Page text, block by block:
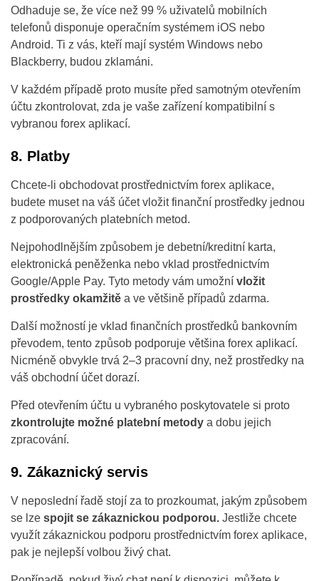
Odhaduje se, že více než 99 % uživatelů mobilních
telefonů disponuje operačním systémem iOS nebo
Android. Ti z vás, kteří mají systém Windows nebo
Blackberry, budou zklamáni.
V každém případě proto musíte před samotným otevřením
účtu zkontrolovat, zda je vaše zařízení kompatibilní s
vybranou forex aplikací.
8. Platby
Chcete-li obchodovat prostřednictvím forex aplikace,
budete muset na váš účet vložit finanční prostředky jednou
z podporovaných platebních metod.
Nejpohodlnějším způsobem je debetní/kreditní karta,
elektronická peněženka nebo vklad prostřednictvím
Google/Apple Pay. Tyto metody vám umožní vložit
prostředky okamžitě a ve většině případů zdarma.
Další možností je vklad finančních prostředků bankovním
převodem, tento způsob podporuje většina forex aplikací.
Nicméně obvykle trvá 2–3 pracovní dny, než prostředky na
váš obchodní účet dorazí.
Před otevřením účtu u vybraného poskytovatele si proto
zkontrolujte možné platební metody a dobu jejich
zpracování.
9. Zákaznický servis
V neposlední řadě stojí za to prozkoumat, jakým způsobem
se lze spojit se zákaznickou podporou. Jestliže chcete
využít zákaznickou podporu prostřednictvím forex aplikace,
pak je nejlepší volbou živý chat.